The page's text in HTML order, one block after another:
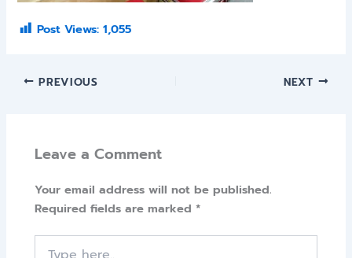
Post Views: 1,055
PREVIOUS NEXT
Leave a Comment
Your email address will not be published.
Required fields are marked*